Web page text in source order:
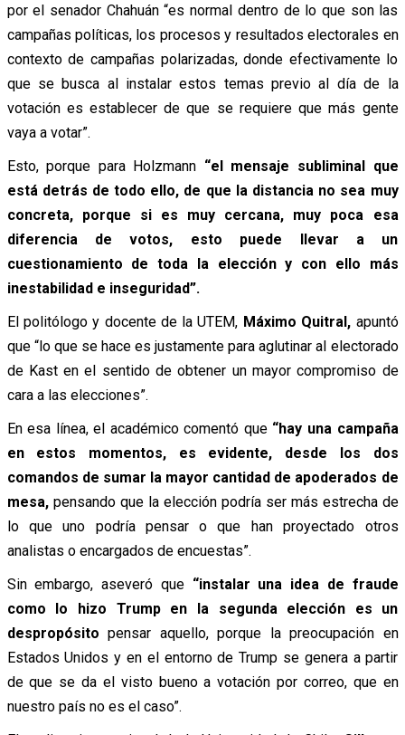
por el senador Chahuán “es normal dentro de lo que son las
campañas políticas, los procesos y resultados electorales en
contexto de campañas polarizadas, donde efectivamente lo
que se busca al instalar estos temas previo al día de la
votación es establecer de que se requiere que más gente
vaya a votar”.
Esto, porque para Holzmann “el mensaje subliminal que
está detrás de todo ello, de que la distancia no sea muy
concreta, porque si es muy cercana, muy poca esa
diferencia de votos, esto puede llevar a un
cuestionamiento de toda la elección y con ello más
inestabilidad e inseguridad”.
El politólogo y docente de la UTEM, Máximo Quitral, apuntó
que “lo que se hace es justamente para aglutinar al electorado
de Kast en el sentido de obtener un mayor compromiso de
cara a las elecciones”.
En esa línea, el académico comentó que “hay una campaña
en estos momentos, es evidente, desde los dos
comandos de sumar la mayor cantidad de apoderados de
mesa,pensando que la elección podría ser más estrecha de
lo que uno podría pensar o que han proyectado otros
analistas o encargados de encuestas”.
Sin embargo, aseveró que “instalar una idea de fraude
como lo hizo Trump en la segunda elección es un
despropósito pensar aquello, porque la preocupación en
Estados Unidos y en el entorno de Trump se genera a partir
de que se da el visto bueno a votación por correo, que en
nuestro país no es el caso”.